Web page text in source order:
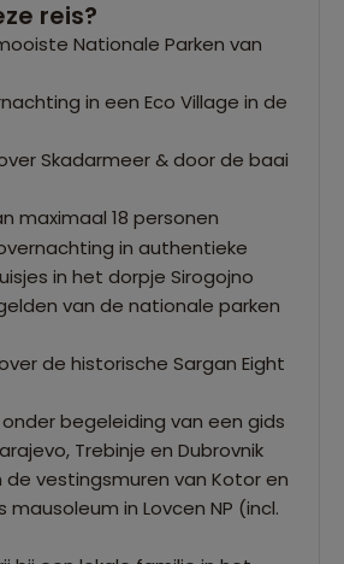
reis?
Nationale Parken van
in een Eco Village in de
Skadarmeer & door de baai
maximaal 18 personen
in authentieke
in het dorpje Sirogojno
van de nationale parken
de historische Sargan Eight
begeleiding van een gids
Trebinje en Dubrovnik
de vestingsmuren van Kotor en
mausoleum in Lovcen NP (incl.